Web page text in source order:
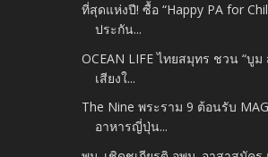
ที่สุดแห่งปี! ซื้อ “Happy PA for
ประกัน...
OCEAN LIFE ไทยสมุทร ชวน “บูม
เสียงใ...
The Nine พระราม 9 ต้อนรับ
อาหารญี่ปุ่น...